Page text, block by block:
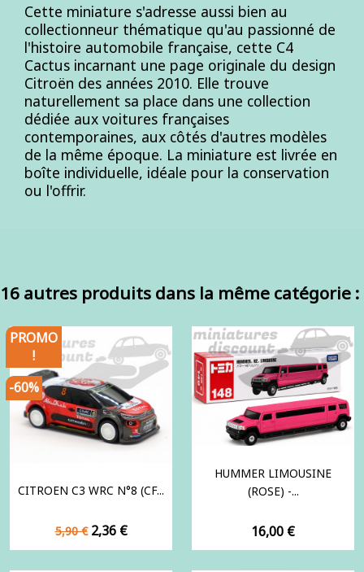
Cette miniature s'adresse aussi bien au
collectionneur thématique qu'au passionné de
l'histoire automobile française, cette C4
Cactus incarnant une page originale du design
Citroën des années 2010. Elle trouve
naturellement sa place dans une collection
dédiée aux voitures françaises
contemporaines, aux côtés d'autres modèles
de la même époque. La miniature est livrée en
boîte individuelle, idéale pour la conservation
ou l'offrir.
16 autres produits dans la même catégorie :
CITROEN C3 WRC N°8 (CF...
Prix
de
5,90 € Prix
2,36 €
PROMO
!
-60%
HUMMER LIMOUSINE
(ROSE) -...
Prix
16,00 €